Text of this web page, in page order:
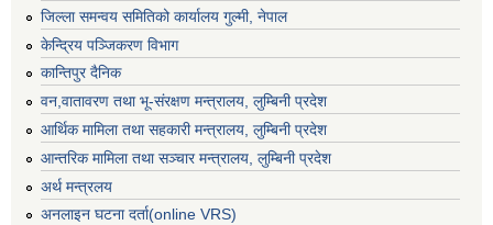
जिल्ला समन्वय समितिको कार्यालय गुल्मी, नेपाल
केन्द्रिय पञ्जिकरण विभाग
कान्तिपुर दैनिक
वन,वातावरण तथा भू-संरक्षण मन्त्रालय, लुम्बिनी प्रदेश
आर्थिक मामिला तथा सहकारी मन्त्रालय, लुम्बिनी प्रदेश
आन्तरिक मामिला तथा सञ्चार मन्त्रालय, लुम्बिनी प्रदेश
अर्थ मन्त्रलय
अनलाइन घटना दर्ता(online VRS)